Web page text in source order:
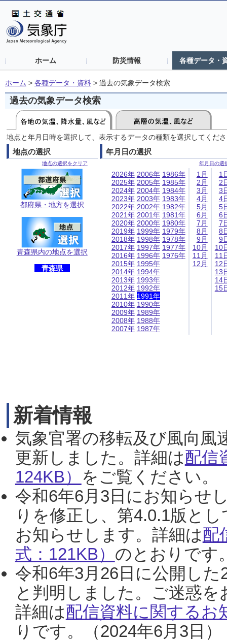
ホーム 防災情報 各種データ・
ホーム > 各種データ・資料 > 過去の気象データ検索
過去の気象データ検索
地点と年月日時を選択して、表示するデータの種類を選択してくだ
地点の選択
地点の選択をクリア
都府県・地方を選択
青森県内の地点を選択
青森県
年月日の選択
年月日の選
2026年
2025年
2024年
2023年
2022年
2021年
2020年
2019年
2018年
2017年
2016年
2015年
2014年
2013年
2012年
2011年
2010年
2009年
2008年
2007年
2006年
2005年
2004年
2003年
2002年
2001年
2000年
1999年
1998年
1997年
1996年
1995年
1994年
1993年
1992年
1991年
1990年
1989年
1988年
1987年
1986年
1985年
1984年
1983年
1982年
1981年
1980年
1979年
1978年
1977年
1976年
1月
2月
3月
4月
5月
6月
7月
8月
9月
10月
11月
12月
1
2
3
4
5
6
7
8
9
10
11
12
13
14
15
新着情報
気象官署の移転及び風向風
更新しました。詳細は配信
124KB） をご覧ください。
令和6年6月3日にお知らせ
りを修正し、第4.0.1版と
お知らせします。詳細は配
式：121KB） のとおりです
令和6年3月26日に公開し
と判明しました。ご迷惑
詳細は配信資料に関するお
りです。（2024年6月3日）